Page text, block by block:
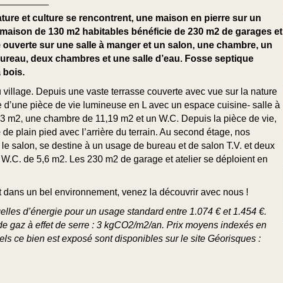
et culture se rencontrent, une maison en pierre sur un
de 130 m2 habitables bénéficie de 230 m2 de garages et
sur une salle à manger et un salon, une chambre, un
deux chambres et une salle d’eau. Fosse septique
bois.
Depuis une vaste terrasse couverte avec vue sur la nature
pièce de vie lumineuse en L avec un espace cuisine- salle à
une chambre de 11,19 m2 et un W.C. Depuis la pièce de vie,
plain pied avec l’arrière du terrain. Au second étage, nos
salon, se destine à un usage de bureau et de salon T.V. et deux
de 5,6 m2. Les 230 m2 de garage et atelier se déploient en
un bel environnement, venez la découvrir avec nous !
d’énergie pour un usage standard entre 1.074 € et 1.454 €.
gaz à effet de serre : 3 kgCO2/m2/an. Prix moyens indexés en
ce bien est exposé sont disponibles sur le site Géorisques :